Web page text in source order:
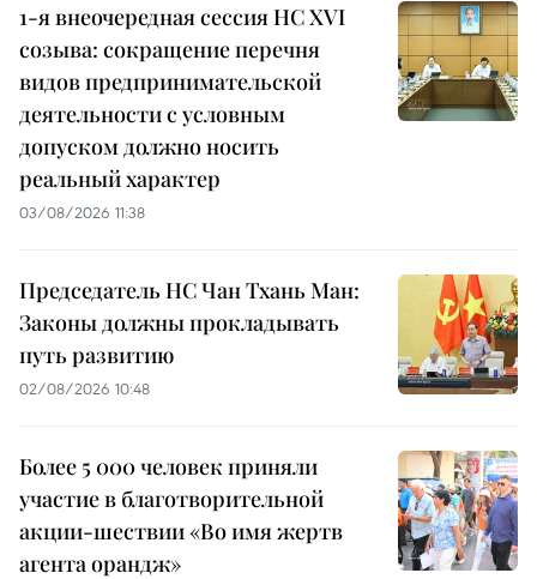
1-я внеочередная сессия НС XVI
созыва: сокращение перечня
видов предпринимательской
деятельности с условным
допуском должно носить
реальный характер
03/08/2026 11:38
Председатель НС Чан Тхань Ман:
Законы должны прокладывать
путь развитию
02/08/2026 10:48
Более 5 000 человек приняли
участие в благотворительной
акции-шествии «Во имя жертв
агента орандж»